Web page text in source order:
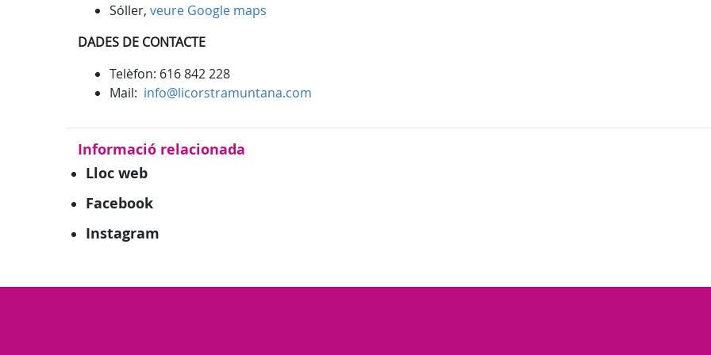
Sóller, veure Google maps
DADES DE CONTACTE
Telèfon: 616 842 228
Mail: info@licorstramuntana.com
Informació relacionada
Lloc web
Facebook
Instagram